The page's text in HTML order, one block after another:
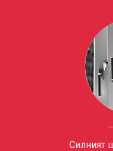
Силният